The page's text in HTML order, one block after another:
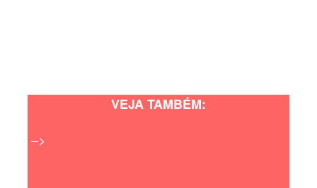
VEJA TAMBÉM:
–>